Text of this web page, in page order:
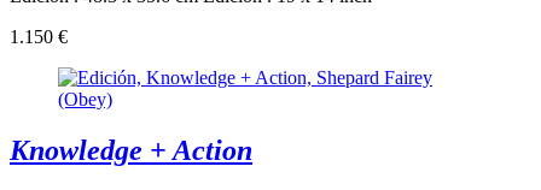
1.150 €
Knowledge + Action